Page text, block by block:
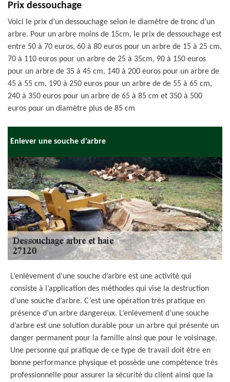
Prix dessouchage
Voici le prix d’un dessouchage selon le diamètre de tronc d’un
arbre. Pour un arbre moins de 15cm, le prix de dessouchage est
entre 50 à 70 euros, 60 à 80 euros pour un arbre de 15 à 25 cm,
70 à 110 euros pour un arbre de 25 à 35cm, 90 à 150 euros
pour un arbre de 35 à 45 cm, 140 à 200 euros pour un arbre de
45 à 55 cm, 190 à 250 euros pour un arbre de de 55 à 65 cm,
240 à 350 euros pour un arbre de 65 à 85 cm et 350 à 500
euros pour un diamètre plus de 85 cm
Enlever une souche d’arbre
L’enlèvement d’une souche d’arbre est une activité qui
consiste à l’application des méthodes qui vise la destruction
d’une souche d’arbre. C’est une opération très pratique en
présence d’un arbre dangereux. L’enlèvement d’une souche
d’arbre est une solution durable pour un arbre qui présente un
danger permanent pour la famille ainsi que pour le voisinage.
Une personne qui pratique de ce type de travail doit être en
bonne performance physique et possède une compétence très
professionnelle pour assurer la sécurité du client ainsi que la